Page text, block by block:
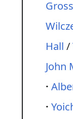
Gross
Hall /
John